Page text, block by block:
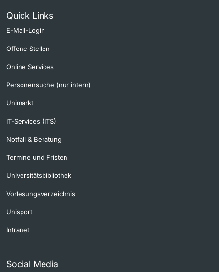
Quick Links
E-Mail-Login
Offene Stellen
Online Services
Personensuche (nur intern)
Unimarkt
IT-Services (ITS)
Notfall & Beratung
Termine und Fristen
Universitätsbibliothek
Vorlesungsverzeichnis
Unisport
Intranet
Social Media